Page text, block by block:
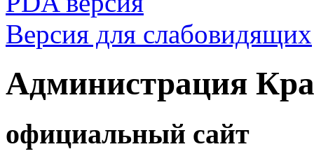
Версия для слабовидящих
Администрация
официальный сайт